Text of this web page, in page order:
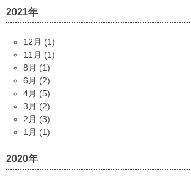
2021年
12月 (1)
11月 (1)
8月 (1)
6月 (2)
4月 (5)
3月 (2)
2月 (3)
1月 (1)
2020年